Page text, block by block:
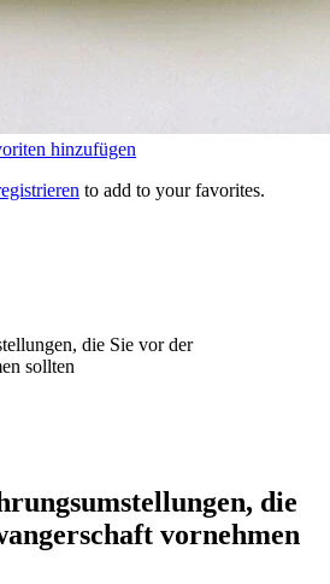
hinzufügen
to add to your favorites.
die Sie vor der
sollten
die
vornehmen